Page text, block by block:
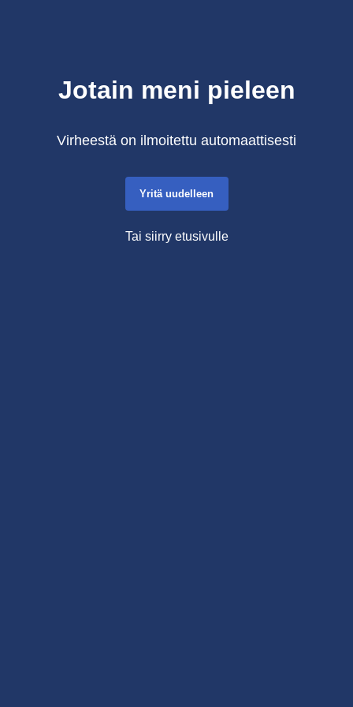
Jotain meni pieleen
Virheestä on ilmoitettu automaattisesti
Yritä uudelleen
Tai siirry etusivulle